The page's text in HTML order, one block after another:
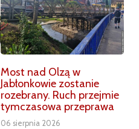
Most nad Olzą w
Jabłonkowie zostanie
rozebrany. Ruch przejmie
tymczasowa przeprawa
06 sierpnia 2026